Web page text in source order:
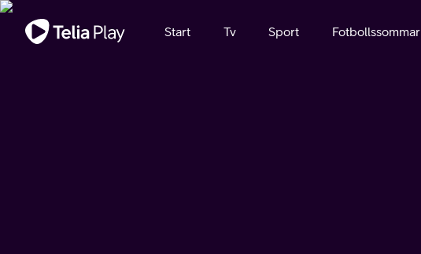
Viktigt meddelande
Start Tv Sport Fotbollssommar